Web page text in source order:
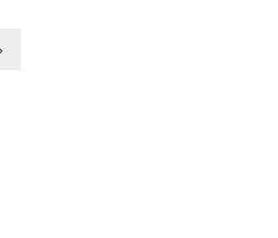
部長、19年取締役副社
に代表取締役社長に